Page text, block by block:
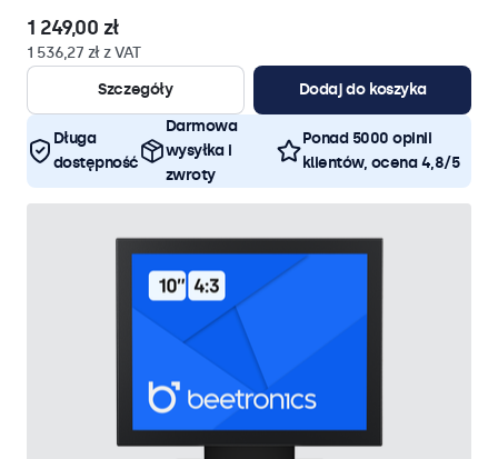
1 249,00 zł
1 536,27 zł z VAT
Szczegóły
Dodaj do koszyka
Długa
dostępność
Darmowa
wysyłka i
zwroty
Ponad 5000 opinii
klientów, ocena 4,8/5